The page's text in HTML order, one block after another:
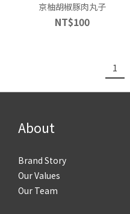
京柚胡椒豚肉丸子
NT$100
1
About
Brand Story
Our Values
Our Team